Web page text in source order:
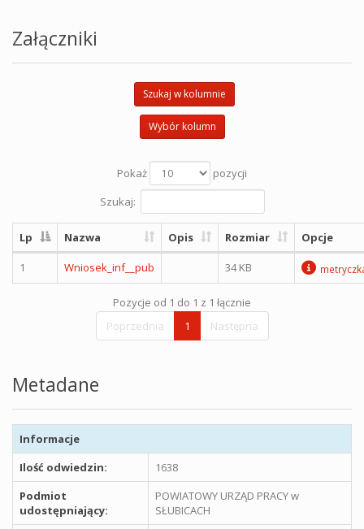
Załączniki
Szukaj w kolumnie
Wybór kolumn
Pokaż
pozycji
Szukaj:
Lp Nazwa Opis Rozmiar Opcje
1 Wniosek_inf__pub 34 KB
Pozycje od 1 do 1 z 1 łącznie
Poprzednia
1 Następna
Metadane
Informacje
Ilość odwiedzin:
1638
Podmiot
udostępniający:
POWIATOWY URZĄD PRACY w
SŁUBICACH